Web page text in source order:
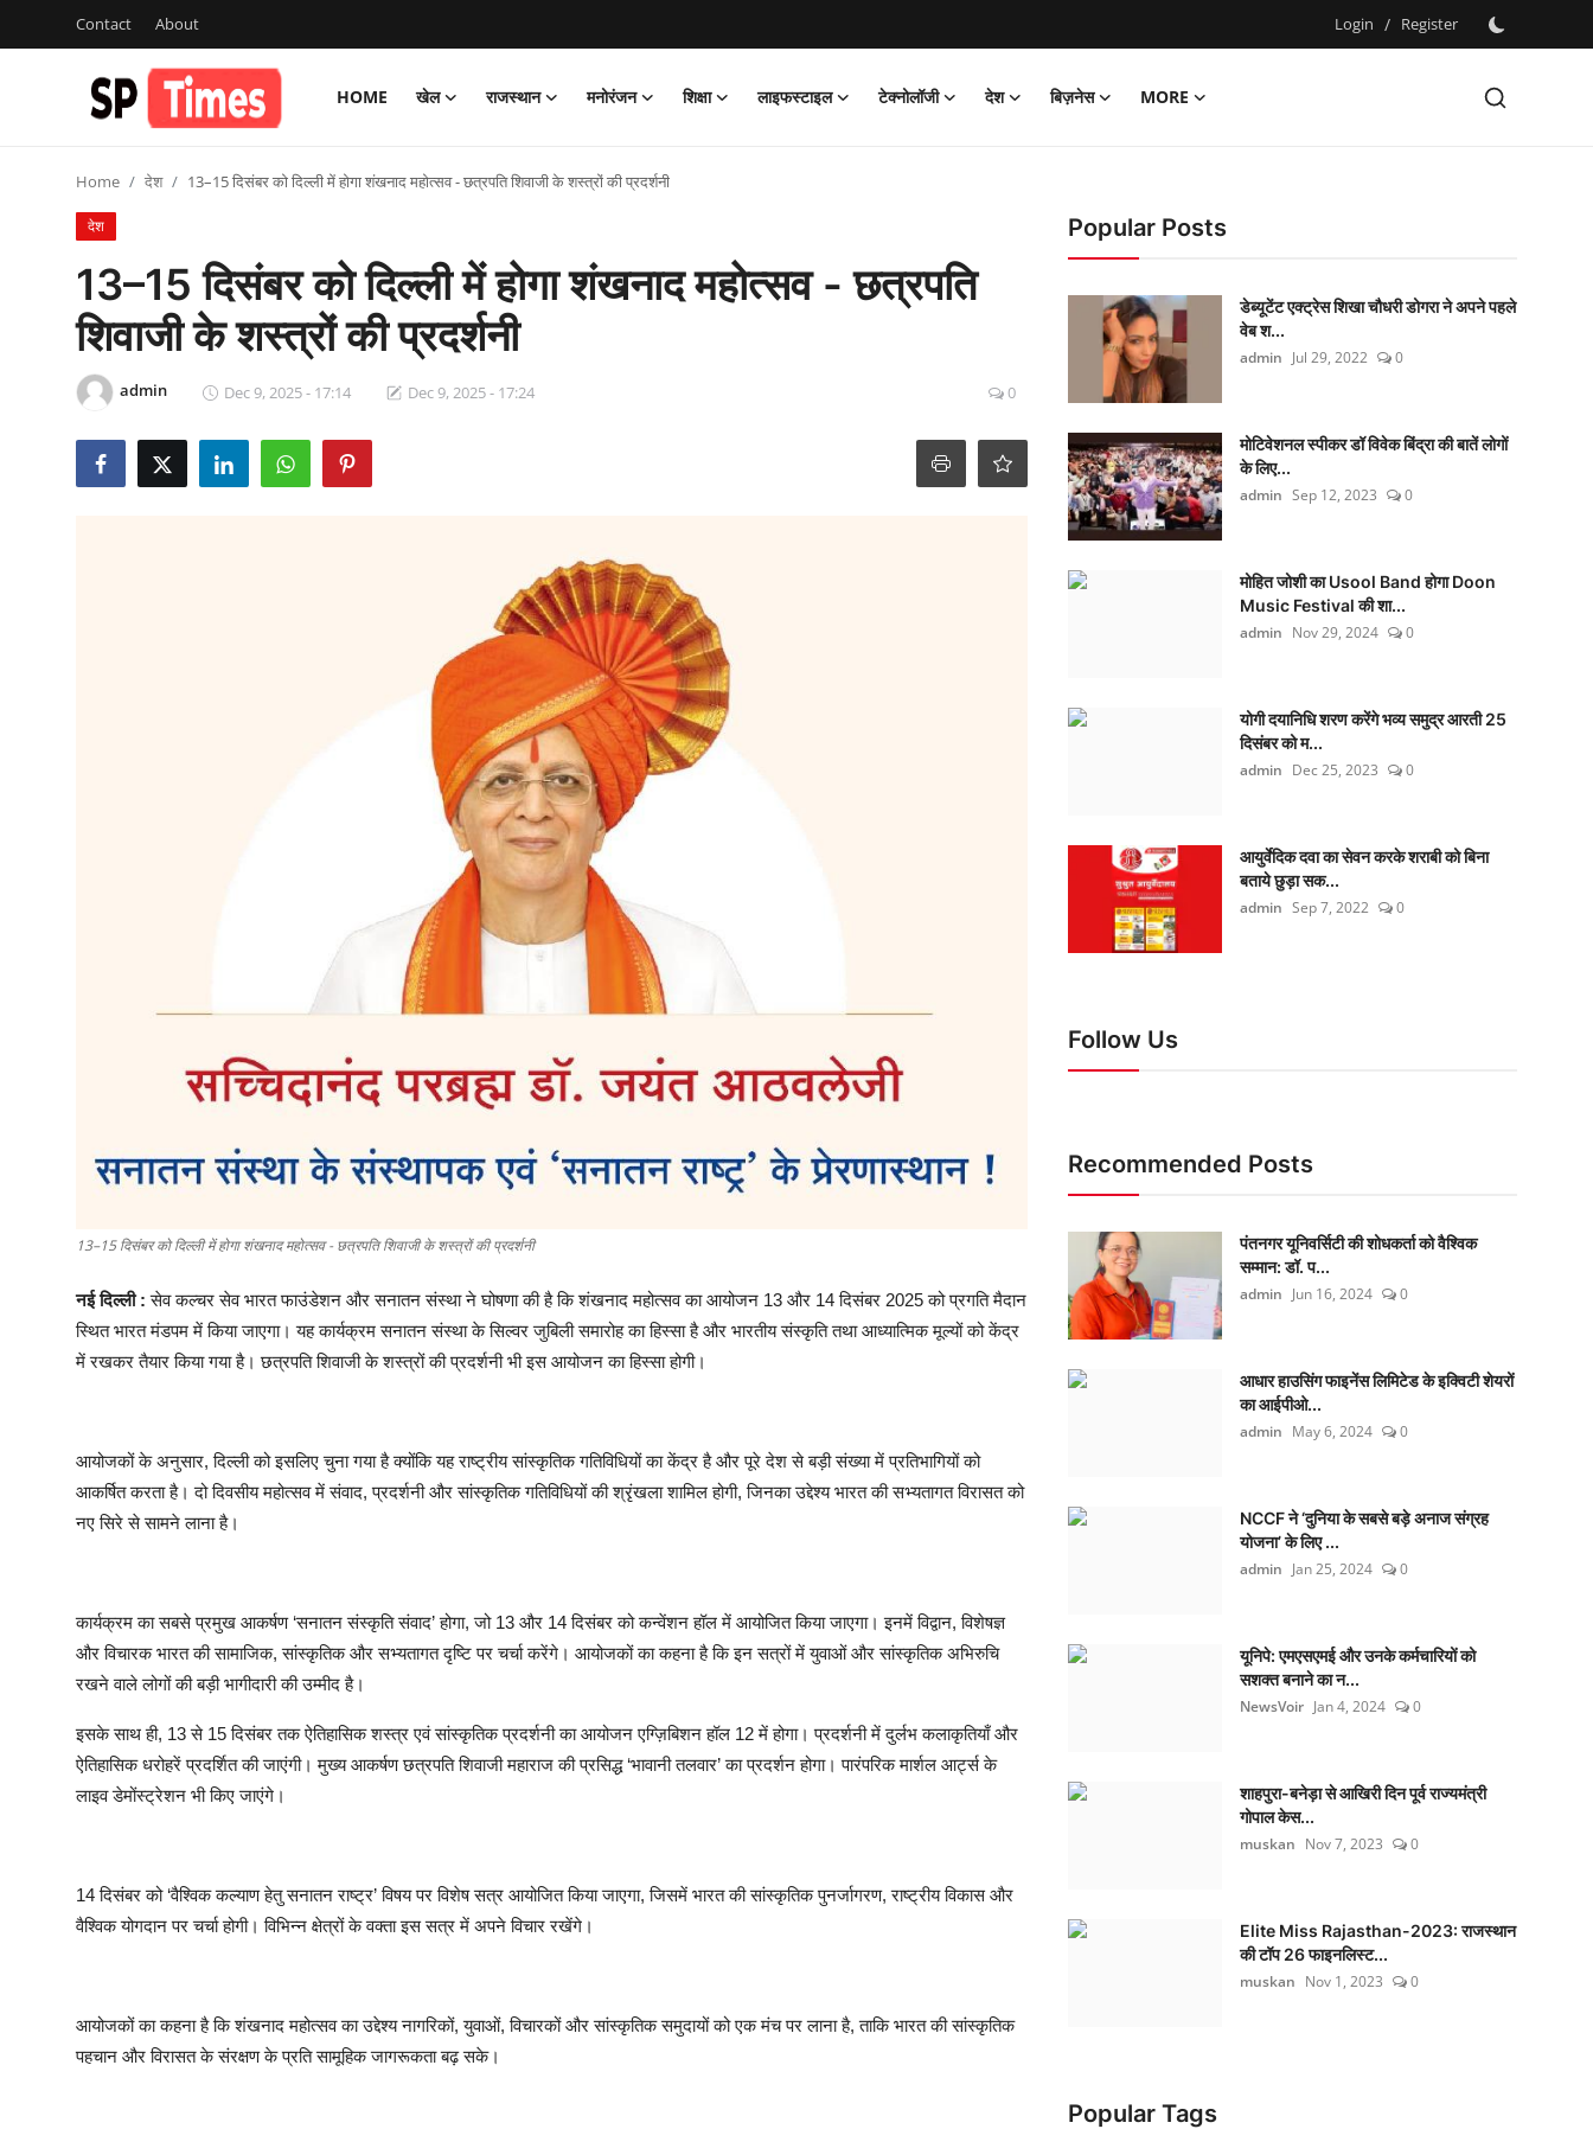
Contact About Login / Register
HOME खेल राजस्थान मनोरंजन शिक्षा लाइफस्टाइल टेक्नोलॉजी देश बिज़नेस
MORE
Register
Home देश 13–15 दिसंबर को दिल्ली में होगा शंखनाद महोत्सव - छत्रपति शिवाजी के शस्त्रों की प्रदर्शनी
देश
13–15 दिसंबर को दिल्ली में होगा शंखनाद महोत्सव - छत्रपति
शिवाजी के शस्त्रों की प्रदर्शनी
admin Dec 9, 2025 - 17:14 Dec 9, 2025 - 17:24 0
13–15 दिसंबर को दिल्ली में होगा शंखनाद महोत्सव - छत्रपति शिवाजी के शस्त्रों की प्रदर्शनी
नई दिल्ली : सेव कल्चर सेव भारत फाउंडेशन और सनातन संस्था ने घोषणा की है कि शंखनाद महोत्सव का आयोजन 13 और 14 दिसंबर 2025 को प्रगति मैदान
स्थित भारत मंडपम में किया जाएगा। यह कार्यक्रम सनातन संस्था के सिल्वर जुबिली समारोह का हिस्सा है और भारतीय संस्कृति तथा आध्यात्मिक मूल्यों को केंद्र
में रखकर तैयार किया गया है। छत्रपति शिवाजी के शस्त्रों की प्रदर्शनी भी इस आयोजन का हिस्सा होगी।
आयोजकों के अनुसार, दिल्ली को इसलिए चुना गया है क्योंकि यह राष्ट्रीय सांस्कृतिक गतिविधियों का केंद्र है और पूरे देश से बड़ी संख्या में प्रतिभागियों को
आकर्षित करता है। दो दिवसीय महोत्सव में संवाद, प्रदर्शनी और सांस्कृतिक गतिविधियों की श्रृंखला शामिल होगी, जिनका उद्देश्य भारत की सभ्यतागत विरासत को
नए सिरे से सामने लाना है।
कार्यक्रम का सबसे प्रमुख आकर्षण ‘सनातन संस्कृति संवाद’ होगा, जो 13 और 14 दिसंबर को कन्वेंशन हॉल में आयोजित किया जाएगा। इनमें विद्वान, विशेषज्ञ
और विचारक भारत की सामाजिक, सांस्कृतिक और सभ्यतागत दृष्टि पर चर्चा करेंगे। आयोजकों का कहना है कि इन सत्रों में युवाओं और सांस्कृतिक अभिरुचि
रखने वाले लोगों की बड़ी भागीदारी की उम्मीद है।
इसके साथ ही, 13 से 15 दिसंबर तक ऐतिहासिक शस्त्र एवं सांस्कृतिक प्रदर्शनी का आयोजन एग्ज़िबिशन हॉल 12 में होगा। प्रदर्शनी में दुर्लभ कलाकृतियाँ और
ऐतिहासिक धरोहरें प्रदर्शित की जाएंगी। मुख्य आकर्षण छत्रपति शिवाजी महाराज की प्रसिद्ध ‘भावानी तलवार’ का प्रदर्शन होगा। पारंपरिक मार्शल आर्ट्स के
लाइव डेमोंस्ट्रेशन भी किए जाएंगे।
14 दिसंबर को ‘वैश्विक कल्याण हेतु सनातन राष्ट्र’ विषय पर विशेष सत्र आयोजित किया जाएगा, जिसमें भारत की सांस्कृतिक पुनर्जागरण, राष्ट्रीय विकास और
वैश्विक योगदान पर चर्चा होगी। विभिन्न क्षेत्रों के वक्ता इस सत्र में अपने विचार रखेंगे।
आयोजकों का कहना है कि शंखनाद महोत्सव का उद्देश्य नागरिकों, युवाओं, विचारकों और सांस्कृतिक समुदायों को एक मंच पर लाना है, ताकि भारत की सांस्कृतिक
पहचान और विरासत के संरक्षण के प्रति सामूहिक जागरूकता बढ़ सके।
Popular Posts
डेब्यूटेंट एक्ट्रेस शिखा चौधरी डोगरा ने अपने पहले
वेब श...
admin Jul 29, 2022 0
मोटिवेशनल स्पीकर डॉ विवेक बिंद्रा की बातें लोगों
के लिए...
admin Sep 12, 2023 0
मोहित जोशी का Usool Band होगा Doon
Music Festival की शा...
admin Nov 29, 2024 0
योगी दयानिधि शरण करेंगे भव्य समुद्र आरती 25
दिसंबर को म...
admin Dec 25, 2023 0
आयुर्वेदिक दवा का सेवन करके शराबी को बिना
बताये छुड़ा सक...
admin Sep 7, 2022 0
Follow Us
Recommended Posts
पंतनगर यूनिवर्सिटी की शोधकर्ता को वैश्विक
सम्मान: डॉ. प...
admin Jun 16, 2024 0
आधार हाउसिंग फाइनेंस लिमिटेड के इक्विटी शेयरों
का आईपीओ...
admin May 6, 2024 0
NCCF ने ‘दुनिया के सबसे बड़े अनाज संग्रह
योजना’ के लिए ...
admin Jan 25, 2024 0
यूनिपे: एमएसएमई और उनके कर्मचारियों को
सशक्त बनाने का न...
NewsVoir Jan 4, 2024 0
शाहपुरा-बनेड़ा से आखिरी दिन पूर्व राज्यमंत्री
गोपाल केस...
muskan Nov 7, 2023 0
Elite Miss Rajasthan-2023: राजस्थान
की टॉप 26 फाइनलिस्ट...
muskan Nov 1, 2023 0
Popular Tags